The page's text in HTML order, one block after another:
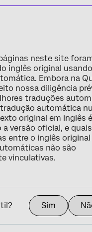
neste site
inglês original usando
Embora na
nossa diligência
traduções
automática
original em inglês é
a versão oficial, e
entre o inglês original
não são
vinculativas.
Sim